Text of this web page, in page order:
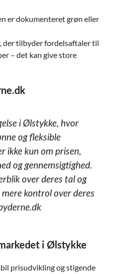
er dokumenteret grøn eller
der tilbyder fordelsaftaler til
– det kan give store
i Ølstykke, hvor
og fleksible
ikke kun om prisen,
og gennemsigtighed.
over deres tal og
kontrol over deres
i Ølstykke
prisudvikling og stigende